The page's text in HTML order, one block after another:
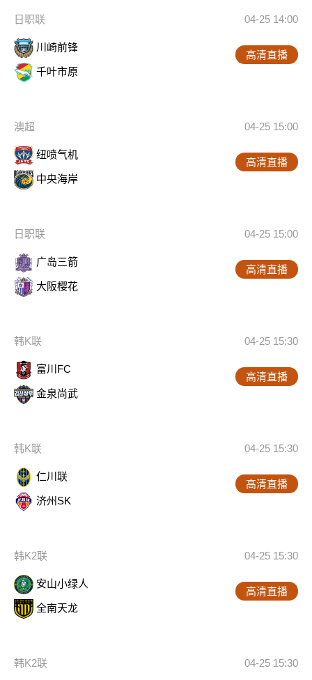
日职联 04-25 14:00
川崎前锋
千叶市原
高清直播
澳超 04-25 15:00
纽喷气机
中央海岸
高清直播
日职联 04-25 15:00
广岛三箭
大阪樱花
高清直播
韩K联 04-25 15:30
富川FC
金泉尚武
高清直播
韩K联 04-25 15:30
仁川联
济州SK
高清直播
韩K2联 04-25 15:30
安山小绿人
全南天龙
高清直播
韩K2联 04-25 15:30